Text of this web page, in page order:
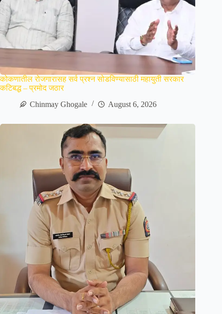
कोकणातील रोजगारासह सर्व प्रश्न सोडविण्यासाठी महायुती सरकार
कटिबद्ध – प्रमोद जठार
Chinmay Ghogale
August 6, 2026